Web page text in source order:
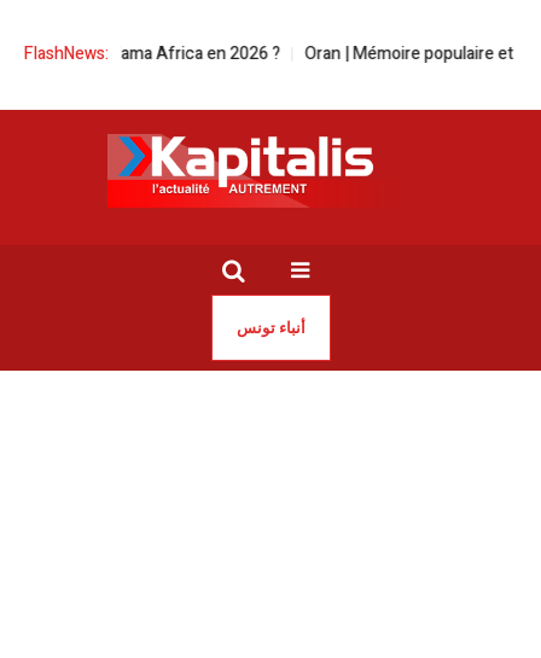
FlashNews:
Mama Africa en 2026 ? Oran | Mémoire populaire et héritage
أنباء تونس